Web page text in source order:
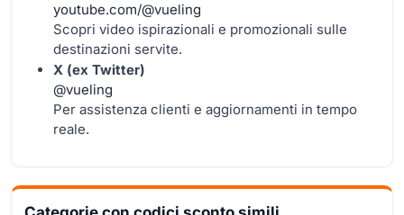
youtube.com/@vueling
Scopri video ispirazionali e promozionali sulle
destinazioni servite.
X (ex Twitter)
@vueling
Per assistenza clienti e aggiornamenti in tempo
reale.